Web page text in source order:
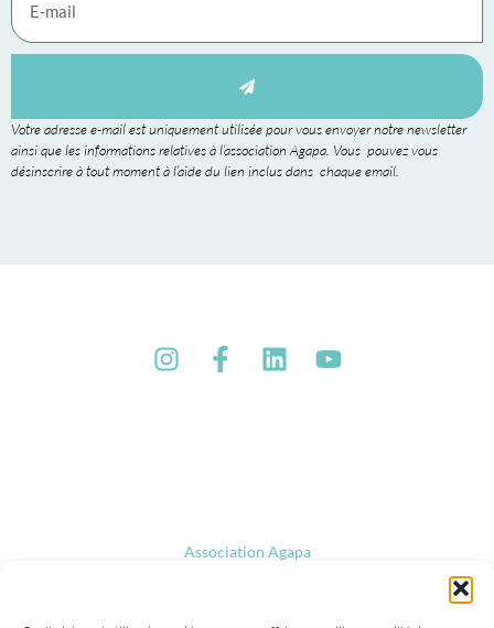
Votre adresse e-mail est uniquement utilisée pour vous envoyer notre newsletter
ainsi que les informations relatives à l’association Agapa. Vous pouvez vous
désinscrire à tout moment à l’aide du lien inclus dans chaque email.
Association Agapa
Tel : 01 40 45 06 36